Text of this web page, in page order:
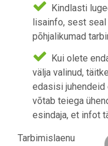
Kindlasti
lisainfo, sest seal
põhjalikumad
Kui olete
välja valinud,
edasisi juhendeid
võtab teiega
esindaja, et infot
Tarbimislaenu